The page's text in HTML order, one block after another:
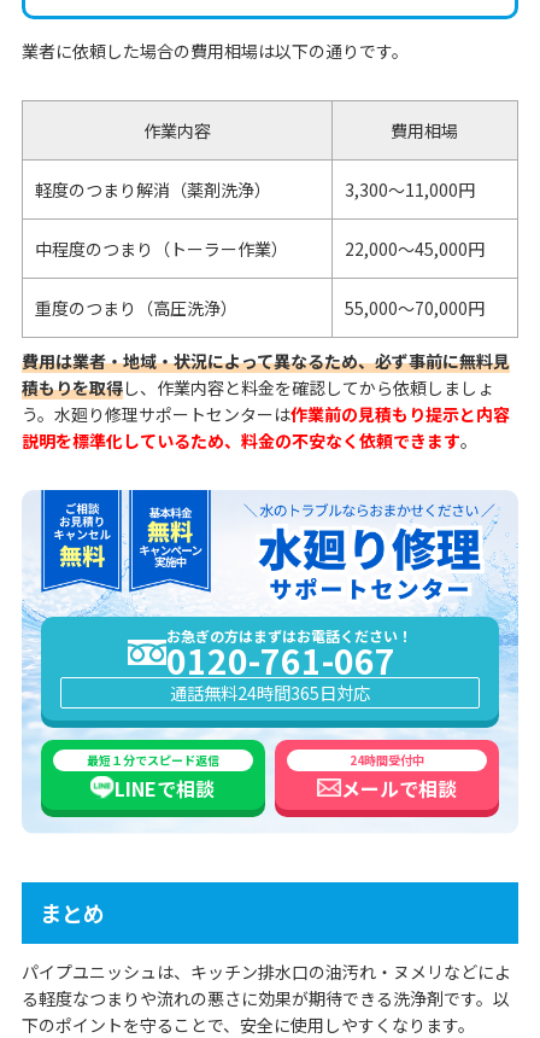
業者に依頼した場合の費用相場は以下の通りです。
作業内容 費用相場
軽度のつまり解消（薬剤洗浄） 3,300〜11,000円
中程度のつまり（トーラー作業） 22,000〜45,000円
重度のつまり（高圧洗浄） 55,000〜70,000円
費用は業者・地域・状況によって異なるため、必ず事前に無料見
積もりを取得し、作業内容と料金を確認してから依頼しましょ
う。水廻り修理サポートセンターは作業前の見積もり提示と内容
説明を標準化しているため、料金の不安なく依頼できます。
お急ぎの方はまずはお電話ください！
0120-761-067
通話無料24時間365日対応
最短１分でスピード返信
LINEで相談
24時間受付中
メールで相談
まとめ
パイプユニッシュは、キッチン排水口の油汚れ・ヌメリなどによ
る軽度なつまりや流れの悪さに効果が期待できる洗浄剤です。以
下のポイントを守ることで、安全に使用しやすくなります。